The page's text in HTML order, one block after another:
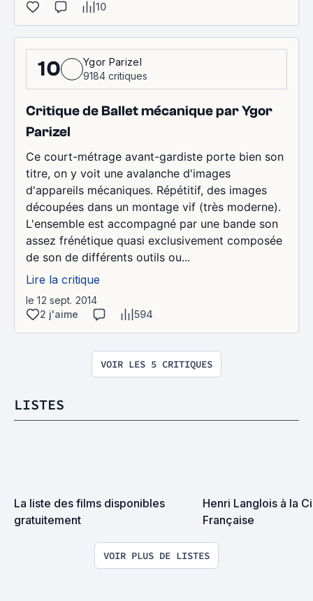
10
10
Ygor Parizel
9184 critiques
Critique de Ballet mécanique par Ygor
Parizel
Ce court-métrage avant-gardiste porte bien son
titre, on y voit une avalanche d'images
d'appareils mécaniques. Répétitif, des images
découpées dans un montage vif (très moderne).
L'ensemble est accompagné par une bande son
assez frénétique quasi exclusivement composée
de son de différents outils ou...
Lire la critique
le 12 sept. 2014
2 j'aime
594
VOIR LES 5 CRITIQUES
LISTES
La liste des films disponibles
gratuitement
Henri Langlois à la
Française
VOIR PLUS DE LISTES